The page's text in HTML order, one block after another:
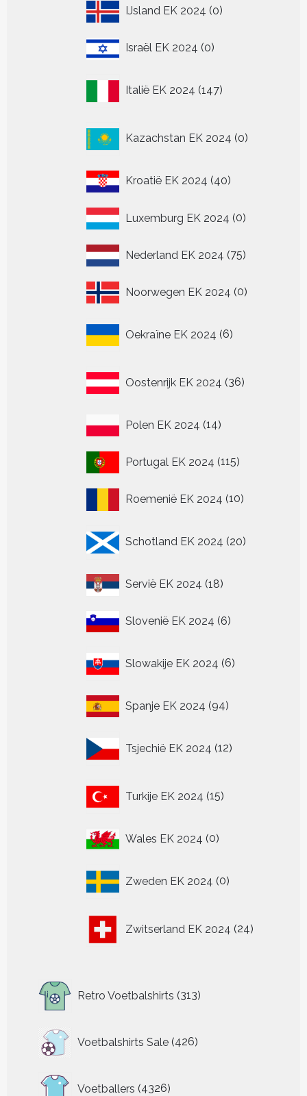
IJsland EK 2024 00
Israël EK 2024 00
Italië EK 2024 147
producten
Kazachstan EK 2024 0
producten
Kroatië EK 2024 4040
Luxemburg EK 2024 00
Nederland EK 2024 7575
Noorwegen EK 2024 00
Oekraïne EK 2024 6
producten
Oostenrijk EK 2024 36
producten
Polen EK 2024 1414
Portugal EK 2024 115115
Roemenië EK 2024 1010
Schotland EK 2024 20
producten
Servië EK 2024 1818
Slovenië EK 2024 66
Slowakije EK 2024 6
producten
Spanje EK 2024 9494
Tsjechië EK 2024 12
producten
Turkije EK 2024 15
producten
Wales EK 2024 00
Zweden EK 2024 0
producten
Zwitserland EK 2024 24
producten
Retro Voetbalshirts 313
producten
Voetbalshirts Sale 426
426
producten
Voetballers 4326